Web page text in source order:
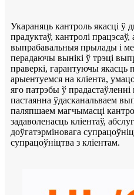
Укараняць кантроль якасці
прадуктаў, кантролі
выпрабавальныя прылады і
перадаючы вынікі ў трэці
праверкі, гарантуючы якасць
арыентуемся на кліента,
яго патрэбы ў
пастаянна ўдасканальваем
паляпшаем магчымасці
задаволенасць кліентаў,
доўгатэрміновага
супрацоўніцтва з кліентам.